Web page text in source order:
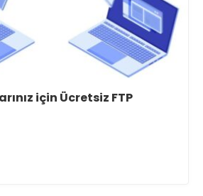
için Ücretsiz FTP